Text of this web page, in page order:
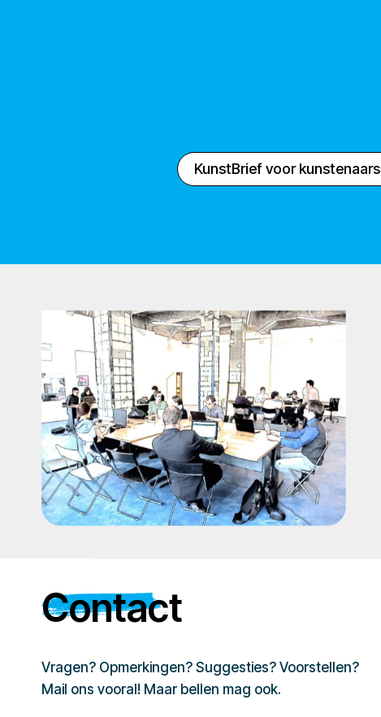
KunstBrief voor kunstenaars
Contact
Vragen? Opmerkingen? Suggesties? Voorstellen?
Mail ons vooral! Maar bellen mag ook.